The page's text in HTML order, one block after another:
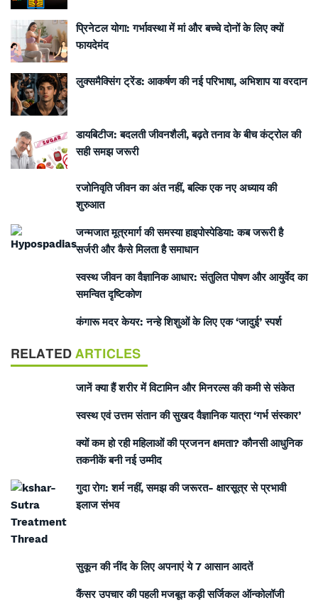
प्रिनेटल योगा: गर्भावस्था में मां और बच्चे दोनों के लिए क्यों
फायदेमंद
लुक्समैक्सिंग ट्रेंड: आकर्षण की नई परिभाषा, अभिशाप या वरदान
डायबिटीज: बदलती जीवनशैली, बढ़ते तनाव के बीच कंट्रोल की
सही समझ जरूरी
रजोनिवृति जीवन का अंत नहीं, बल्कि एक नए अध्याय की
शुरुआत
जन्मजात मूत्रमार्ग की समस्या हाइपोस्पेडिया: कब जरूरी है
सर्जरी और कैसे मिलता है समाधान
स्वस्थ जीवन का वैज्ञानिक आधार: संतुलित पोषण और आयुर्वेद का
समन्वित दृष्टिकोण
कंगारू मदर केयर: नन्हे शिशुओं के लिए एक ‘जादुई’ स्पर्श
RELATED ARTICLES
जानें क्या हैं शरीर में विटामिन और मिनरल्स की कमी से संकेत
स्वस्थ एवं उत्तम संतान की सुखद वैज्ञानिक यात्रा ‘गर्भ संस्कार’
क्यों कम हो रही महिलाओं की प्रजनन क्षमता? कौनसी आधुनिक
तकनीकें बनी नई उम्मीद
गुदा रोग: शर्म नहीं, समझ की जरूरत- क्षारसूत्र से प्रभावी
इलाज संभव
सुकून की नींद के लिए अपनाएं ये 7 आसान आदतें
कैंसर उपचार की पहली मजबूत कड़ी सर्जिकल ऑन्कोलॉजी